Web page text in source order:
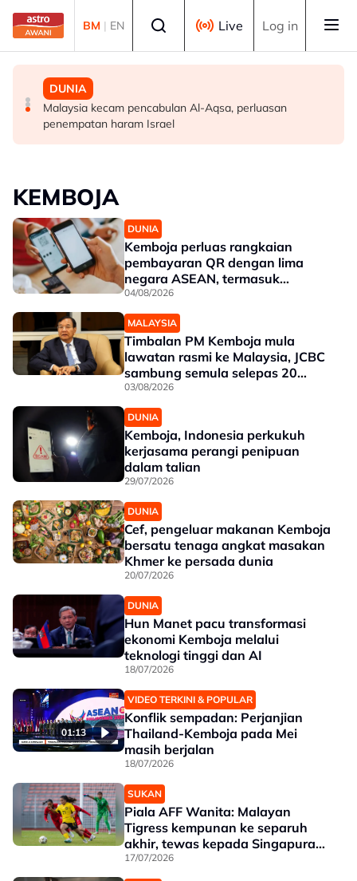
Skip to main content
BM | EN Live Log in
MALAYSIA
PM zahir dukacita tragedi anggota polis maut terkena
renjatan elektrik
POLITIK
Hasrat Nurul Izzah lepas jawatan Timbalan Presiden
PKR kerana mahu fokus pengajian lanjutan
DUNIA
Malaysia kecam pencabulan Al-Aqsa, perluasan
penempatan haram Israel
KEMBOJA
DUNIA
Kemboja perluas rangkaian
pembayaran QR dengan lima
negara ASEAN, termasuk
Malaysia
04/08/2026
MALAYSIA
Timbalan PM Kemboja mula
lawatan rasmi ke Malaysia, JCBC
sambung semula selepas 20
tahun
03/08/2026
DUNIA
Kemboja, Indonesia perkukuh
kerjasama perangi penipuan
dalam talian
29/07/2026
DUNIA
Cef, pengeluar makanan Kemboja
bersatu tenaga angkat masakan
Khmer ke persada dunia
20/07/2026
DUNIA
Hun Manet pacu transformasi
ekonomi Kemboja melalui
teknologi tinggi dan AI
18/07/2026
01:13
VIDEO TERKINI & POPULAR
Konflik sempadan: Perjanjian
Thailand-Kemboja pada Mei
masih berjalan
18/07/2026
SUKAN
Piala AFF Wanita: Malayan
Tigress kempunan ke separuh
akhir, tewas kepada Singapura
3-1
17/07/2026